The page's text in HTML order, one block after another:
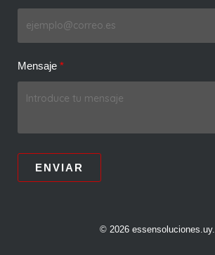
Mensaje
ENVIAR
© 2026 essensoluciones.uy.